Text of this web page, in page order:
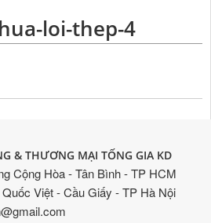
loi-thep-4
& THƯƠNG MẠI TỐNG GIA KD
Cộng Hòa - Tân Bình - TP HCM
Việt - Cầu Giấy - TP Hà Nội